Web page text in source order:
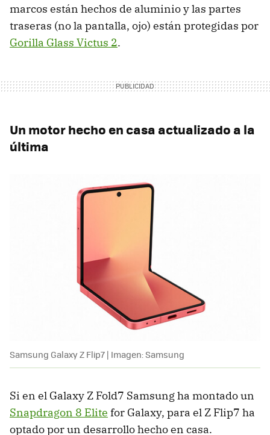
marcos están hechos de aluminio y las partes
traseras (no la pantalla, ojo) están protegidas por
Gorilla Glass Victus 2.
Un motor hecho en casa actualizado a la
última
Samsung Galaxy Z Flip7 | Imagen: Samsung
Si en el Galaxy Z Fold7 Samsung ha montado un
Snapdragon 8 Elite for Galaxy, para el Z Flip7 ha
optado por un desarrollo hecho en casa.